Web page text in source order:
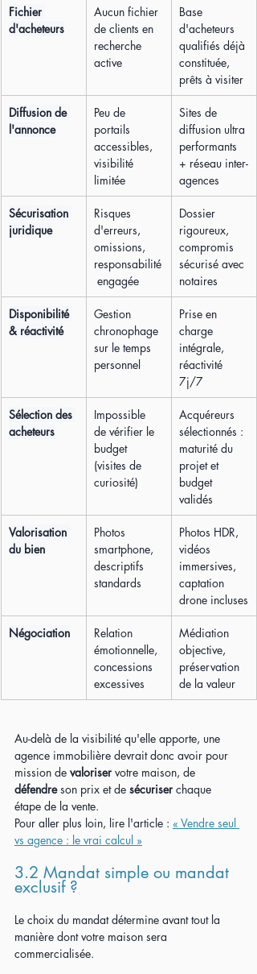
Fichier
d'acheteurs
Aucun fichier
de clients en
recherche
active
Base
d'acheteurs
qualifiés déjà
constituée,
prêts à visiter
Diffusion de
l'annonce
Peu de
portails
accessibles,
visibilité
limitée
Sites de
diffusion ultra
performants
+ réseau inter-
agences
Sécurisation
juridique
Risques
d'erreurs,
omissions,
responsabilité
engagée
Dossier
rigoureux,
compromis
sécurisé avec
notaires
Disponibilité
& réactivité
Gestion
chronophage
sur le temps
personnel
Prise en
charge
intégrale,
réactivité
7j/7
Sélection des
acheteurs
Impossible
de vérifier le
budget
(visites de
curiosité)
Acquéreurs
sélectionnés :
maturité du
projet et
budget
validés
Valorisation
du bien
Photos
smartphone,
descriptifs
standards
Photos HDR,
vidéos
immersives,
captation
drone incluses
Négociation
Relation
émotionnelle,
concessions
excessives
Médiation
objective,
préservation
de la valeur
Au-delà de la visibilité qu'elle apporte, une
agence immobilière devrait donc avoir pour
mission de valoriser votre maison, de
défendre son prix et de sécuriser chaque
étape de la vente.
Pour aller plus loin, lire l'article : « Vendre seul
vs agence : le vrai calcul »
3.2 Mandat simple ou mandat
exclusif ?
Le choix du mandat détermine avant tout la
manière dont votre maison sera
commercialisée.